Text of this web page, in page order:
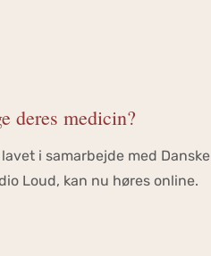
deres medicin?
i samarbejde med Danske
Loud, kan nu høres online.